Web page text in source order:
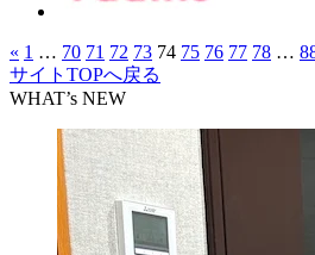
« 1 … 70 71 72 73 74 75 76 77 78 …
サイトTOPへ戻る
WHAT’s NEW